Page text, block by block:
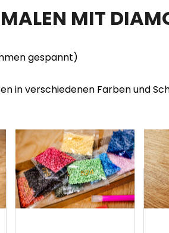
MIT
gespannt)
in verschiedenen Farben und